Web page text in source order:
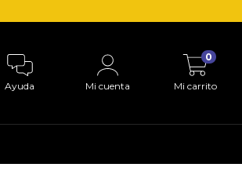
Ayuda Mi cuenta Mi carrito
0